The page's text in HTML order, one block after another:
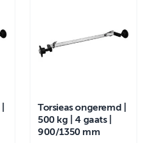
Torsieas ongeremd |
500 kg | 4 gaats |
900/1350 mm